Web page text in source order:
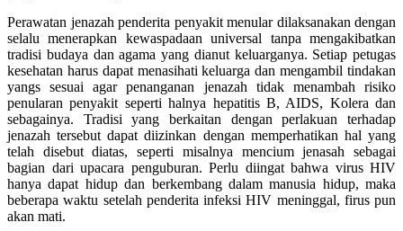
Perawatan jenazah penderita penyakit menular dilaksanakan dengan
selalu menerapkan kewaspadaan universal tanpa mengakibatkan
tradisi budaya dan agama yang dianut keluarganya. Setiap petugas
kesehatan harus dapat menasihati keluarga dan mengambil tindakan
yangs sesuai agar penanganan jenazah tidak menambah risiko
penularan penyakit seperti halnya hepatitis B, AIDS, Kolera dan
sebagainya. Tradisi yang berkaitan dengan perlakuan terhadap
jenazah tersebut dapat diizinkan dengan memperhatikan hal yang
telah disebut diatas, seperti misalnya mencium jenasah sebagai
bagian dari upacara penguburan. Perlu diingat bahwa virus HIV
hanya dapat hidup dan berkembang dalam manusia hidup, maka
beberapa waktu setelah penderita infeksi HIV meninggal, firus pun
akan mati.